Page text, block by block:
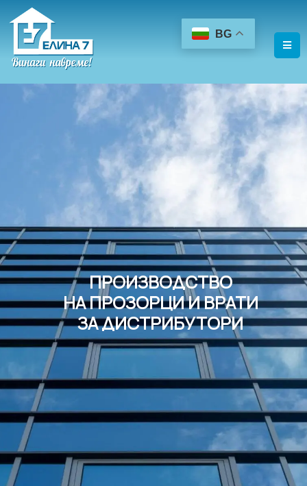
BG
ПРОИЗВОДСТВО
НА ПРОЗОРЦИ И ВРАТИ
ЗА ДИСТРИБУТОРИ